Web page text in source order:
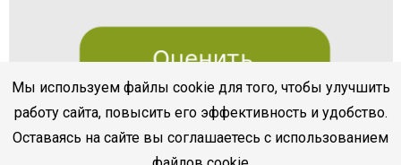
Мы используем файлы cookie для того, чтобы улучшить
работу сайта, повысить его эффективность и удобство.
Оставаясь на сайте вы соглашаетесь с использованием